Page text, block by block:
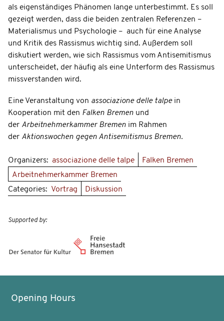
als eigenständiges Phänomen lange unterbestimmt. Es soll
gezeigt werden, dass die beiden zentralen Referenzen –
Materialismus und Psychologie – auch für eine Analyse
und Kritik des Rassismus wichtig sind. Außerdem soll
diskutiert werden, wie sich Rassismus vom Antisemitismus
unterscheidet, der häufig als eine Unterform des Rassismus
missverstanden wird.
Eine Veranstaltung von associazione delle talpein
Kooperation mit den Falken Bremen und
der Arbeitnehmerkammer Bremen im Rahmen
der Aktionswochen gegen Antisemitismus Bremen.
Organizers: associazione delle talpe
Falken Bremen
Arbeitnehmerkammer Bremen
Categories: Vortrag Diskussion
Supported by:
Opening Hours